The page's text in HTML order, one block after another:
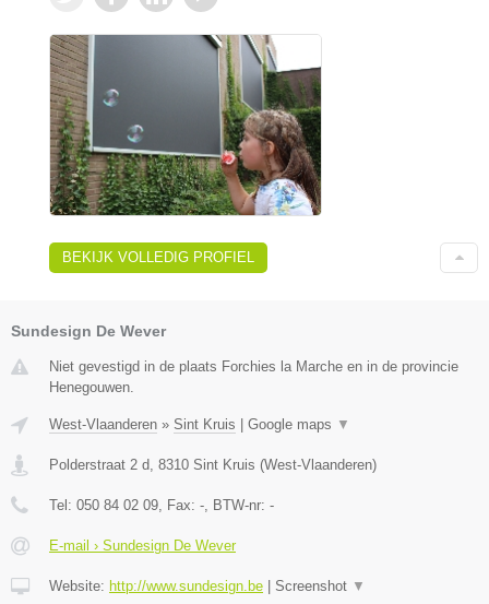
BEKIJK VOLLEDIG PROFIEL
Sundesign De Wever
Niet gevestigd in de plaats Forchies la Marche en in de provincie
Henegouwen.
West-Vlaanderen » Sint Kruis | Google maps ▼
Polderstraat 2 d 8310 Sint Kruis (West-Vlaanderen)
Tel: 050 84 02 09 , Fax: - , BTW-nr: -
E-mail › Sundesign De Wever
Website: http://www.sundesign.be | Screenshot ▼